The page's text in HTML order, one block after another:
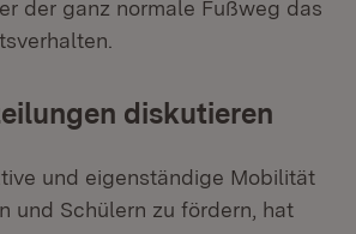
der ganz normale Fußweg das
diskutieren
und eigenständige Mobilität
und Schülern zu fördern, hat